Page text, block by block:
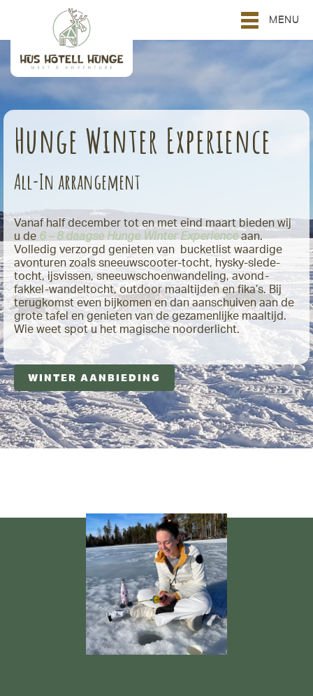
MENU
Hunge Winter Experience
All-In arrangement
Vanaf half december tot en met eind maart bieden wij
u de 6 – 8 daagse Hunge Winter Experienceaan.
Volledig verzorgd genieten van bucketlist waardige
avonturen zoals sneeuwscooter-tocht, hysky-slede-
tocht, ijsvissen, sneeuwschoenwandeling, avond-
fakkel-wandeltocht, outdoor maaltijden en fika’s. Bij
terugkomst even bijkomen en dan aanschuiven aan de
grote tafel en genieten van de gezamenlijke maaltijd.
Wie weet spot u het magische noorderlicht.
WINTER AANBIEDING